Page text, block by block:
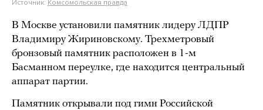
Источник: Комсомольская правда
В Москве установили памятник лидеру ЛДПР
Владимиру Жириновскому. Трехметровый
бронзовый памятник расположен в 1-м
Басманном переулке, где находится центральный
аппарат партии.
Памятник открывали под гимн Российской